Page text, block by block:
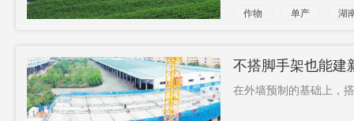
作物 单产 湖
不搭脚手架也能建
在外墙预制的基础上，